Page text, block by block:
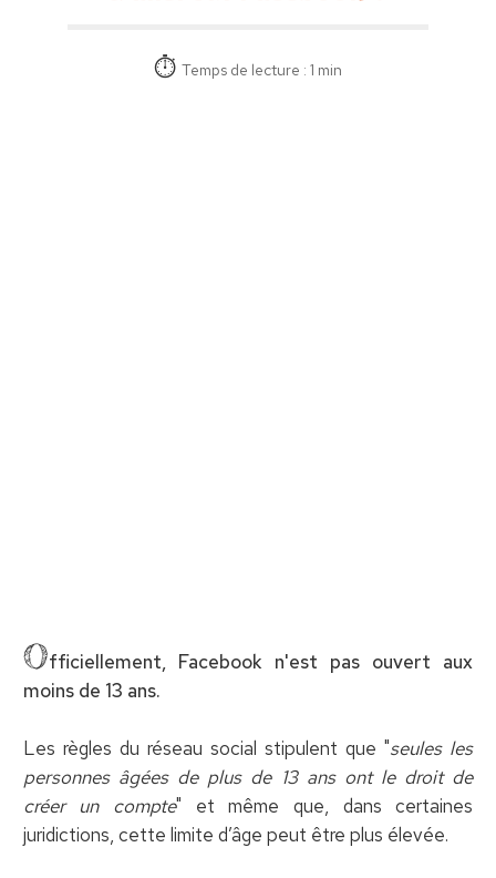
Temps de lecture : 1 min
Officiellement, Facebook n'est pas ouvert aux
moins de 13 ans.
Les règles du réseau social stipulent que "seules les
personnes âgées de plus de 13 ans ont le droit de
créer un compte" et même que, dans certaines
juridictions, cette limite d’âge peut être plus élevée.